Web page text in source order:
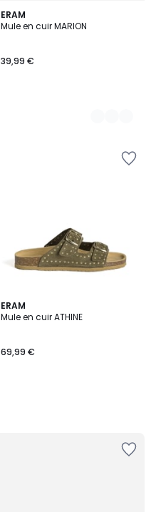
ERAM
Mule en cuir MARION
39,99 €
2
Couleurs
ERAM
Mule en cuir ATHINE
69,99 €